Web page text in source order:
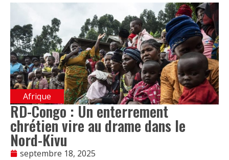
Afrique
RD-Congo : Un enterrement
chrétien vire au drame dans le
Nord-Kivu
septembre 18, 2025